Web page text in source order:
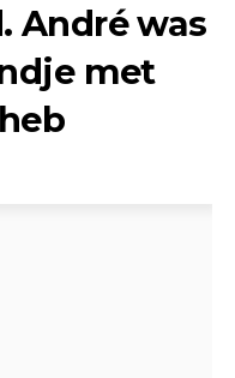
André was
met